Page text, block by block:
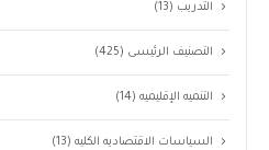
التدريب (13)
التصنيف الرئيسى (425)
التنميه الإقليميه(14)
السياسات الاقتصاديه الكليه(13)